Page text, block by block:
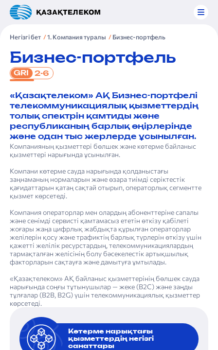
Негізгі бет 1. Компания туралы Бизнес-портфель
Бизнес-портфель
GRI 2-6
«Қазақтелеком» АҚ Бизнес-портфелі
телекоммуникациялық қызметтердің
толық спектрін қамтиды және
республиканың барлық өңірлерінде
және одан тыс жерлерде ұсынылған.
Компанияның қызметтері бөлшек және көтерме байланыс
қызметтері нарығында ұсынылған.
Компани көтерме сауда нарығында қолданыстағы
заңнаманың нормаларын және өзара тиімді серіктестік
қағидаттарын қатаң сақтай отырып, операторлық сегментте
қызмет көрсетеді.
Компания операторлар мен олардың абоненттеріне сапалы
және сенімді сервисті қамтамасыз ететін өткізу қабілеті
жоғары жаңа цифрлық жабдықта құрылған операторлар
желілерін қосу және трафиктің барлық түрлерін өткізу үшін
қажетті желілік ресурстардың, телекоммуникациялардың
тармақталған желісінің болу бәсекелестік артықшылық
факторларын сақтауға және дамытуға ұмтылады.
«Қазақтелеком» АҚ байланыс қызметтерінің бөлшек сауда
нарығында соңғы тұтынушылар — жеке (В2С) және заңды
тұлғалар (В2В, B2G) үшін телекоммуникациялық қызметтер
көрсетеді.
Көтерме нарықтағы
қызметтердің негізгі
санаттары